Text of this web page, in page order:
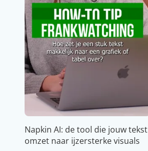
Napkin AI: de tool die jouw tekst
omzet naar ijzersterke visuals